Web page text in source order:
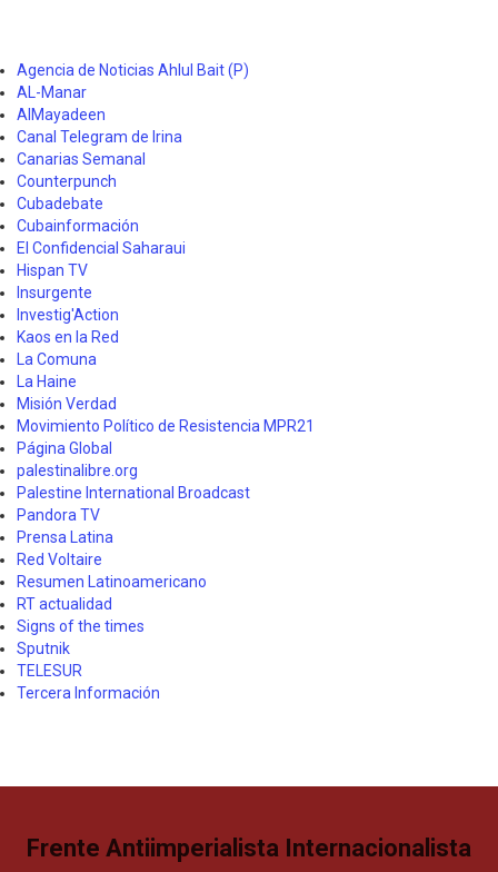
Agencia de Noticias Ahlul Bait (P)
AL-Manar
AlMayadeen
Canal Telegram de Irina
Canarias Semanal
Counterpunch
Cubadebate
Cubainformación
El Confidencial Saharaui
Hispan TV
Insurgente
Investig'Action
Kaos en la Red
La Comuna
La Haine
Misión Verdad
Movimiento Político de Resistencia MPR21
Página Global
palestinalibre.org
Palestine International Broadcast
Pandora TV
Prensa Latina
Red Voltaire
Resumen Latinoamericano
RT actualidad
Signs of the times
Sputnik
TELESUR
Tercera Información
Frente Antiimperialista Internacionalista